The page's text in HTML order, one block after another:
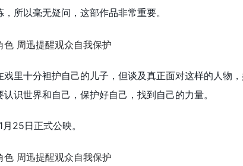
所以毫无疑问，这部作品非常重要。
里十分袒护自己的儿子，但谈及真正面对这样的人物
识世界和自己，保护好自己，找到自己的力量。
25日正式公映。